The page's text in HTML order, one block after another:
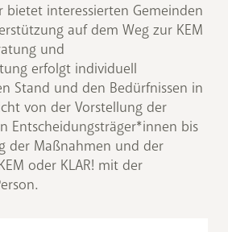
bietet interessierten Gemeinden
auf dem Weg zur KEM
und
erfolgt individuell
Stand und den Bedürfnissen in
von der Vorstellung der
Entscheidungsträger*innen bis
der Maßnahmen und der
oder KLAR! mit der